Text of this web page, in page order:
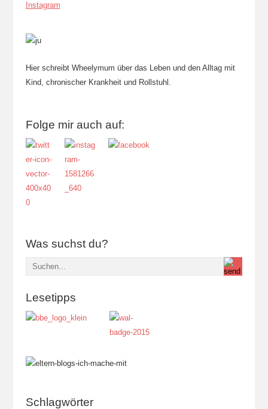
Instagram
Hier schreibt Wheelymum über das Leben und den Alltag mit
Kind, chronischer Krankheit und Rollstuhl.
Folge mir auch auf:
Was suchst du?
Lesetipps
Schlagwörter